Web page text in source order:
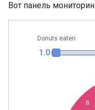
Вот панель